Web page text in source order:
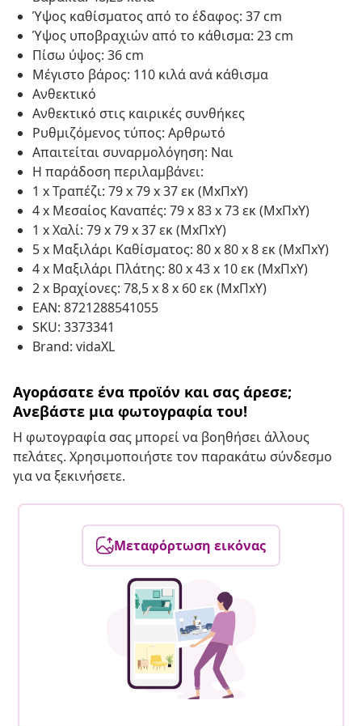
Ύψος καθίσματος από το έδαφος: 37 cm
Ύψος υποβραχιών από το κάθισμα: 23 cm
Πίσω ύψος: 36 cm
Μέγιστο βάρος: 110 κιλά ανά κάθισμα
Ανθεκτικό
Ανθεκτικό στις καιρικές συνθήκες
Ρυθμιζόμενος τύπος: Αρθρωτό
Απαιτείται συναρμολόγηση: Ναι
Η παράδοση περιλαμβάνει:
1 x Τραπέζι: 79 x 79 x 37 εκ (ΜxΠxΥ)
4 x Μεσαίος Καναπές: 79 x 83 x 73 εκ (ΜxΠxΥ)
1 x Χαλί: 79 x 79 x 37 εκ (ΜxΠxΥ)
5 x Μαξιλάρι Καθίσματος: 80 x 80 x 8 εκ (ΜxΠxΥ)
4 x Μαξιλάρι Πλάτης: 80 x 43 x 10 εκ (ΜxΠxΥ)
2 x Βραχίονες: 78,5 x 8 x 60 εκ (ΜxΠxΥ)
EAN: 8721288541055
SKU: 3373341
Brand: vidaXL
Αγοράσατε ένα προϊόν και σας άρεσε;
Ανεβάστε μια φωτογραφία του!
Η φωτογραφία σας μπορεί να βοηθήσει άλλους
πελάτες. Χρησιμοποιήστε τον παρακάτω σύνδεσμο
για να ξεκινήσετε.
Μεταφόρτωση εικόνας